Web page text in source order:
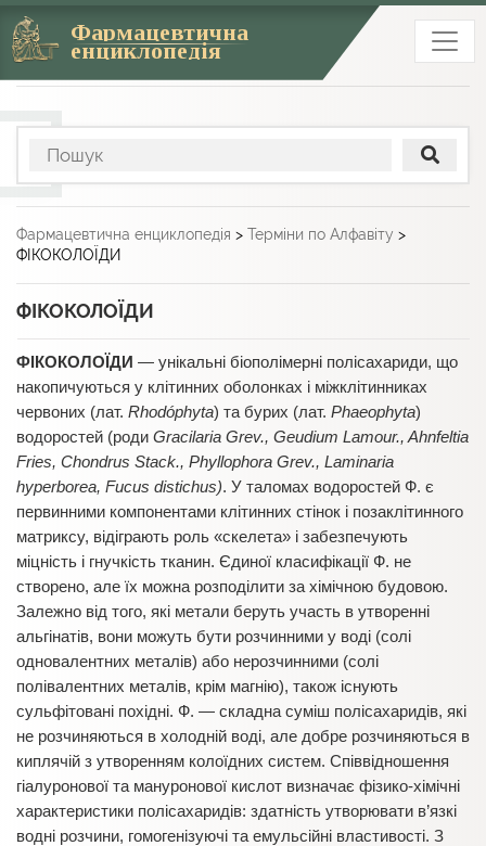
Фармацевтична
енциклопедія
Фармацевтична енциклопедія > Терміни по Алфавіту >
ФІКОКОЛОЇДИ
ФІКОКОЛОЇДИ
ФІКОКОЛОЇДИ — унікальні біополімерні полісахариди, що
накопичуються у клітинних оболонках і міжклітинниках
червоних (лат. Rhodóphyta) та бурих (лат. Phaeophyta)
водоростей (роди Gracilaria Grev., Geudium Lamour., Ahnfeltia
Fries, Chondrus Stack., Phyllophora Grev., Laminaria
hyperborea, Fucus distichus). У таломах водоростей Ф. є
первинними компонентами клітинних стінок і позаклітинного
матриксу, відіграють роль «скелета» і забезпечують
міцність і гнучкість тканин. Єдиної класифікації Ф. не
створено, але їх можна розподілити за хімічною будовою.
Залежно від того, які метали беруть участь в утворенні
альгінатів, вони можуть бути розчинними у воді (солі
одновалентних металів) або нерозчинними (солі
полівалентних металів, крім магнію), також існують
сульфітовані похідні. Ф. — складна суміш полісахаридів, які
не розчиняються в холодній воді, але добре розчиняються в
киплячій з утворенням колоїдних систем. Співвідношення
гіалуронової та мануронової кислот визначає фізико-хімічні
характеристики полісахаридів: здатність утворювати в’язкі
водні розчини, гомогенізуючі та емульсійні властивості. З